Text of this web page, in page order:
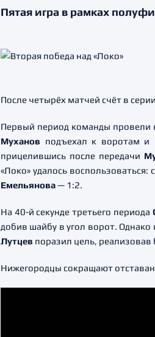
Пятая игра в рамках
После четырёх матчей счёт в
Первый период команды провели
Муханов подъехал к воротам и
прицелившись после передачи
«Локо» удалось воспользоваться:
Емельянова— 1:2.
На 40-й секунде третьего периода
добив шайбу в угол ворот.
Лутцев поразил цель,
Нижегородцы сокращают